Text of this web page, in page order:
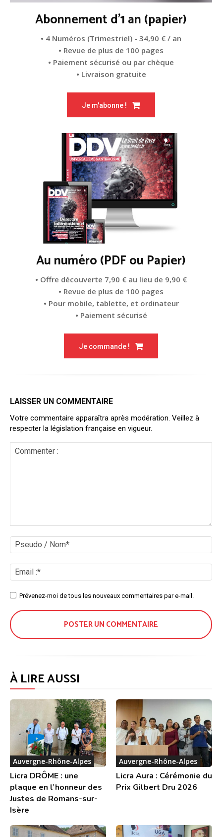
Abonnement d'1 an (papier)
• 4 Numéros (Trimestriel) - 34,90 € / an
• Revue de plus de 100 pages
• Paiement sécurisé ou par chèque
• Livraison gratuite
Je m'abonne !
Au numéro (PDF ou Papier)
• Offre découverte 7,90 € au lieu de 9,90 €
• Revue de plus de 100 pages
• Pour mobile, tablette, et ordinateur
• Paiement sécurisé
Je commande !
LAISSER UN COMMENTAIRE
Votre commentaire apparaîtra après modération. Veillez à
respecter la législation française en vigueur.
/
:*
SitePrévenez-moi de tous les nouveaux commentaires par e-mail.
À LIRE AUSSI
Auvergne-Rhône-Alpes
Licra DRÔME : une
plaque en l’honneur des
Justes de Romans-sur-
Isère
Auvergne-Rhône-Alpes
Licra Aura : Cérémonie du
Prix Gilbert Dru 2026